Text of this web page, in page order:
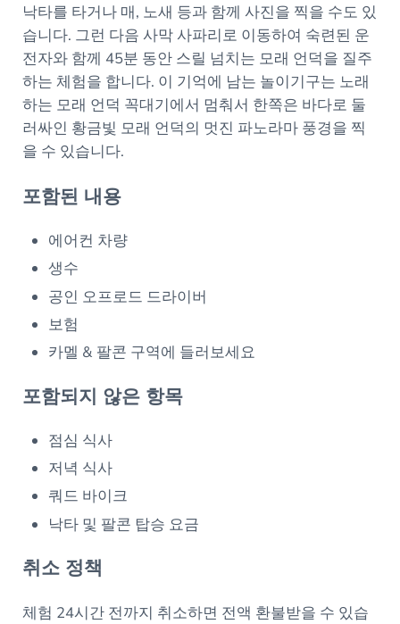
낙타를 타거나 매, 노새 등과 함께 사진을 찍을 수도 있
습니다. 그런 다음 사막 사파리로 이동하여 숙련된 운
전자와 함께 45분 동안 스릴 넘치는 모래 언덕을 질주
하는 체험을 합니다. 이 기억에 남는 놀이기구는 노래
하는 모래 언덕 꼭대기에서 멈춰서 한쪽은 바다로 둘
러싸인 황금빛 모래 언덕의 멋진 파노라마 풍경을 찍
을 수 있습니다.
포함된 내용
에어컨 차량
생수
공인 오프로드 드라이버
보험
카멜 & 팔콘 구역에 들러보세요
포함되지 않은 항목
점심 식사
저녁 식사
쿼드 바이크
낙타 및 팔콘 탑승 요금
취소 정책
체험 24시간 전까지 취소하면 전액 환불받을 수 있습